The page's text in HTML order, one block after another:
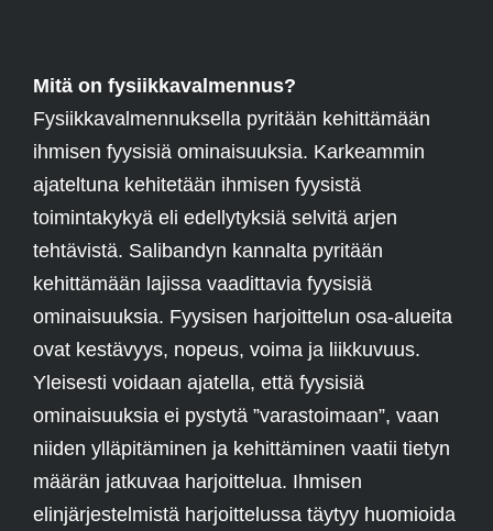
Mitä on fysiikkavalmennus?
Fysiikkavalmennuksella pyritään kehittämään
ihmisen fyysisiä ominaisuuksia. Karkeammin
ajateltuna kehitetään ihmisen fyysistä
toimintakykyä eli edellytyksiä selvitä arjen
tehtävistä. Salibandyn kannalta pyritään
kehittämään lajissa vaadittavia fyysisiä
ominaisuuksia. Fyysisen harjoittelun osa-alueita
ovat kestävyys, nopeus, voima ja liikkuvuus.
Yleisesti voidaan ajatella, että fyysisiä
ominaisuuksia ei pystytä ”varastoimaan”, vaan
niiden ylläpitäminen ja kehittäminen vaatii tietyn
määrän jatkuvaa harjoittelua. Ihmisen
elinjärjestelmistä harjoittelussa täytyy huomioida